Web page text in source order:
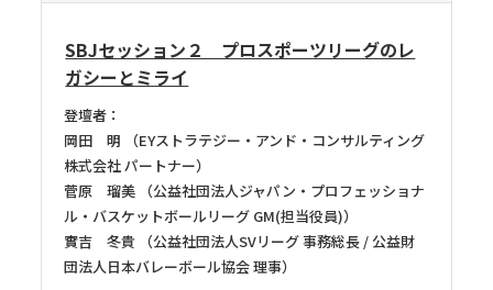
SBJセッション２ プロスポーツリーグのレ
ガシーとミライ
登壇者：
岡田 明
EYストラテジー・アンド・コンサルティング
株式会社 パートナー
菅原 瑠美
公益社団法人ジャパン・プロフェッショナ
ル・バスケットボールリーグ GM(担当役員)
實吉 冬貴
公益社団法人SVリーグ 事務総長 / 公益財
団法人日本バレーボール協会 理事